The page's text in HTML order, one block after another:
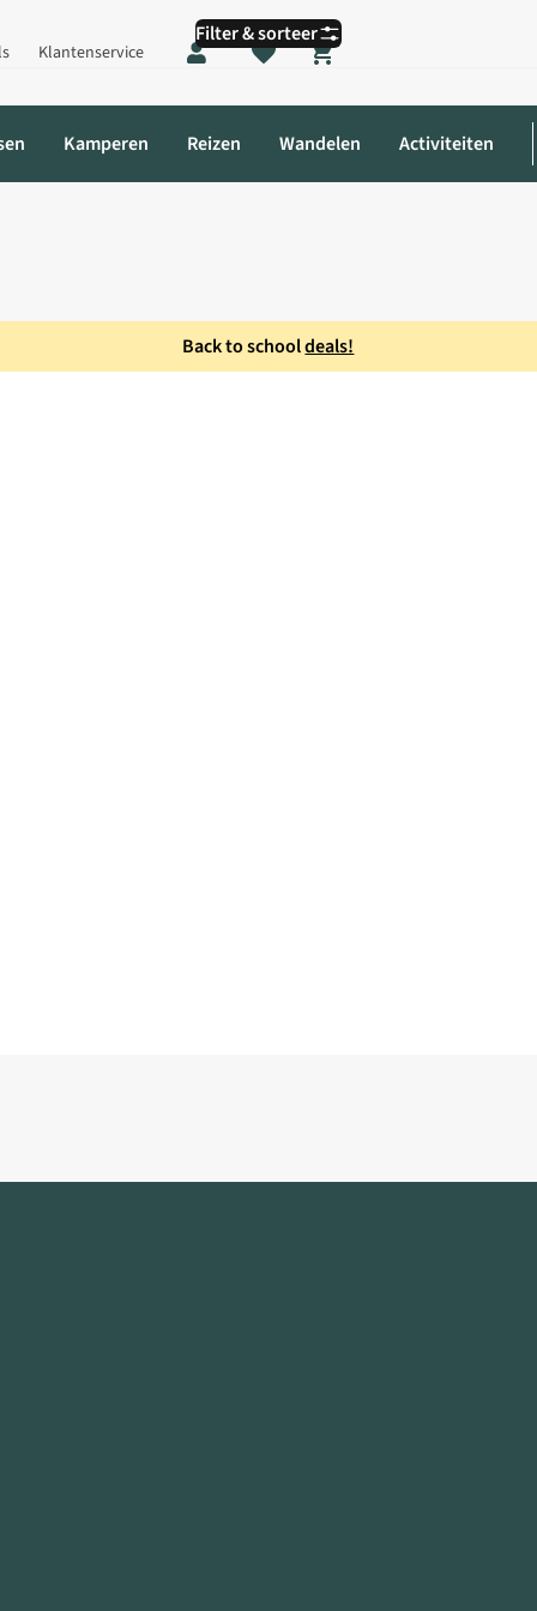
Klantenservice
Shopping cart
Kamperen Reizen Wandelen Activiteiten
Back to schooldeals!
Filter & sorteer